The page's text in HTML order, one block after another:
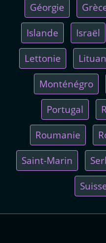
Géorgie
Islande Israël
Lettonie
Monténégro
Portugal
Roumanie
Saint-Marin